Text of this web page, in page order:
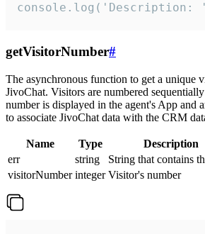
getVisitorNumber#
The asynchronous function to get a unique
JivoChat. Visitors are numbered
number is displayed in the agent's App and
to associate JivoChat data with the CRM
Name Type
Description
err
string
String that contains
visitorNumber integer Visitor's number